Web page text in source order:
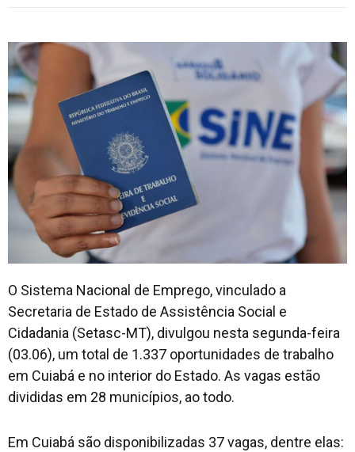
Entretenimento
Contato
O Sistema Nacional de Emprego, vinculado a
Secretaria de Estado de Assistência Social e
Cidadania (Setasc-MT), divulgou nesta segunda-feira
(03.06), um total de 1.337 oportunidades de trabalho
em Cuiabá e no interior do Estado. As vagas estão
divididas em 28 municípios, ao todo.
Em Cuiabá são disponibilizadas 37 vagas, dentre elas: